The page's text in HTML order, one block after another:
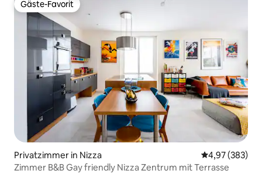
Gäste-Favorit
Gäste-Favorit
Privatzimmer in Nizza
4,97 (383)
Zimmer B&B Gay friendly Nizza Zentrum mit Terrasse